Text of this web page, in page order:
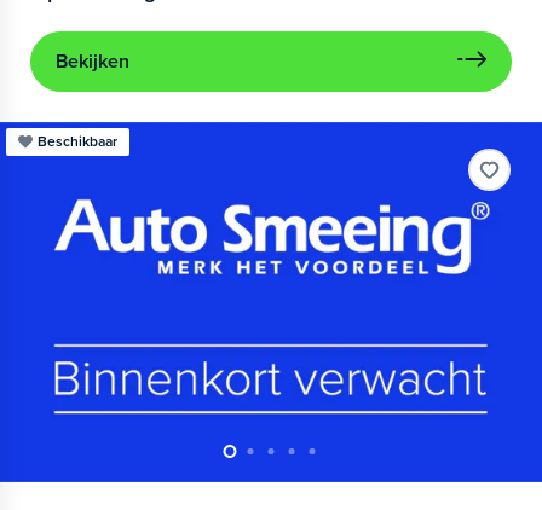
Bekijken
Beschikbaar